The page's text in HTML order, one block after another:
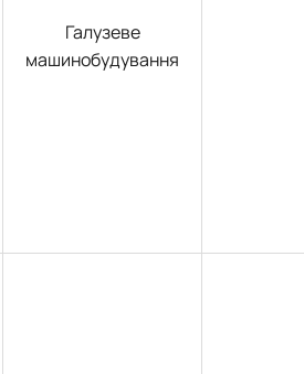
Галузеве
машинобудування